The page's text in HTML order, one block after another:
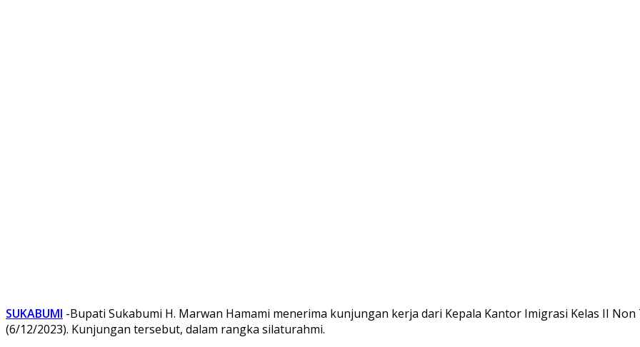
SUKABUMI -Bupati Sukabumi H. Marwan Hamami menerima kunjungan kerja dari Kepala Kantor Imigrasi Kelas II
(6/12/2023). Kunjungan tersebut, dalam rangka silaturahmi.